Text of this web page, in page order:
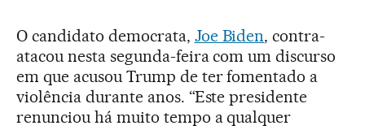
O candidato democrata, Joe Biden, contra-
atacou nesta segunda-feira com um discurso
em que acusou Trump de ter fomentado a
violência durante anos. “Este presidente
renunciou há muito tempo a qualquer